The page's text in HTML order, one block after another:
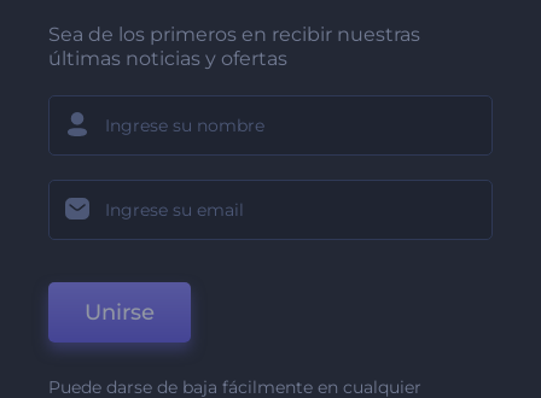
Sea de los primeros en recibir nuestras
últimas noticias y ofertas
Unirse
Puede darse de baja fácilmente en cualquier